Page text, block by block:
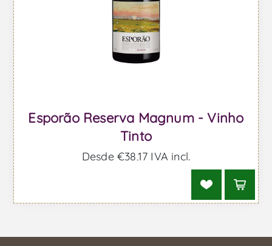
Esporão Reserva Magnum - Vinho
Tinto
Desde €38,17 IVA incl.